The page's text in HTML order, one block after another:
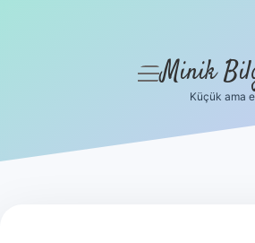
menüyü
Minik
Küçük ama